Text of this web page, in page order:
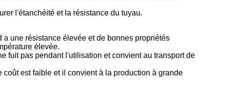
l'étanchéité et la résistance du tuyau.
une résistance élevée et de bonnes propriétés
élevée.
fuit pas pendant l'utilisation et convient au transport de
est faible et il convient à la production à grande